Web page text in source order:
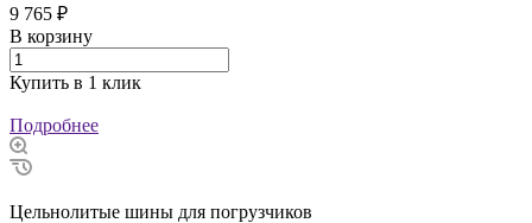
9 765 ₽
В корзину
Купить в 1 клик
Подробнее
Цельнолитые шины для погрузчиков